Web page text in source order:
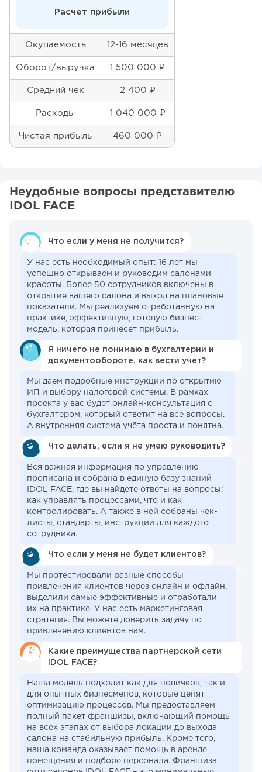
Расчет прибыли
Окупаемость 12-16 месяцев
Оборот/выручка 1 500 000 ₽
Средний чек 2 400 ₽
Расходы 1 040 000 ₽
Чистая прибыль 460 000 ₽
Неудобные вопросы представителю
IDOL FACE
Что если у меня не получится?
У нас есть необходимый опыт: 16 лет мы
успешно открываем и руководим салонами
красоты. Более 50 сотрудников включены в
открытие вашего салона и выход на плановые
показатели. Мы реализуем отработанную на
практике, эффективную, готовую бизнес-
модель, которая принесет прибыль.
Я ничего не понимаю в бухгалтерии и
документообороте, как вести учет?
Мы даем подробные инструкции по открытию
ИП и выбору налоговой системы. В рамках
проекта у вас будет онлайн-консультация с
бухгалтером, который ответит на все вопросы.
А внутренняя система учёта проста и понятна.
Что делать, если я не умею руководить?
Вся важная информация по управлению
прописана и собрана в единую базу знаний
IDOL FACE, где вы найдете ответы на вопросы:
как управлять процессами, что и как
контролировать. А также в ней собраны чек-
листы, стандарты, инструкции для каждого
сотрудника.
Что если у меня не будет клиентов?
Мы протестировали разные способы
привлечения клиентов через онлайн и офлайн,
выделили самые эффективные и отработали
их на практике. У нас есть маркетинговая
стратегия. Вы можете доверить задачу по
привлечению клиентов нам.
Какие преимущества партнерской сети
IDOL FACE?
Наша модель подходит как для новичков, так и
для опытных бизнесменов, которые ценят
оптимизацию процессов. Мы предоставляем
полный пакет франшизы, включающий помощь
на всех этапах от выбора локации до выхода
салона на стабильную прибыль. Кроме того,
наша команда оказывает помощь в аренде
помещения и подборе персонала. Франшиза